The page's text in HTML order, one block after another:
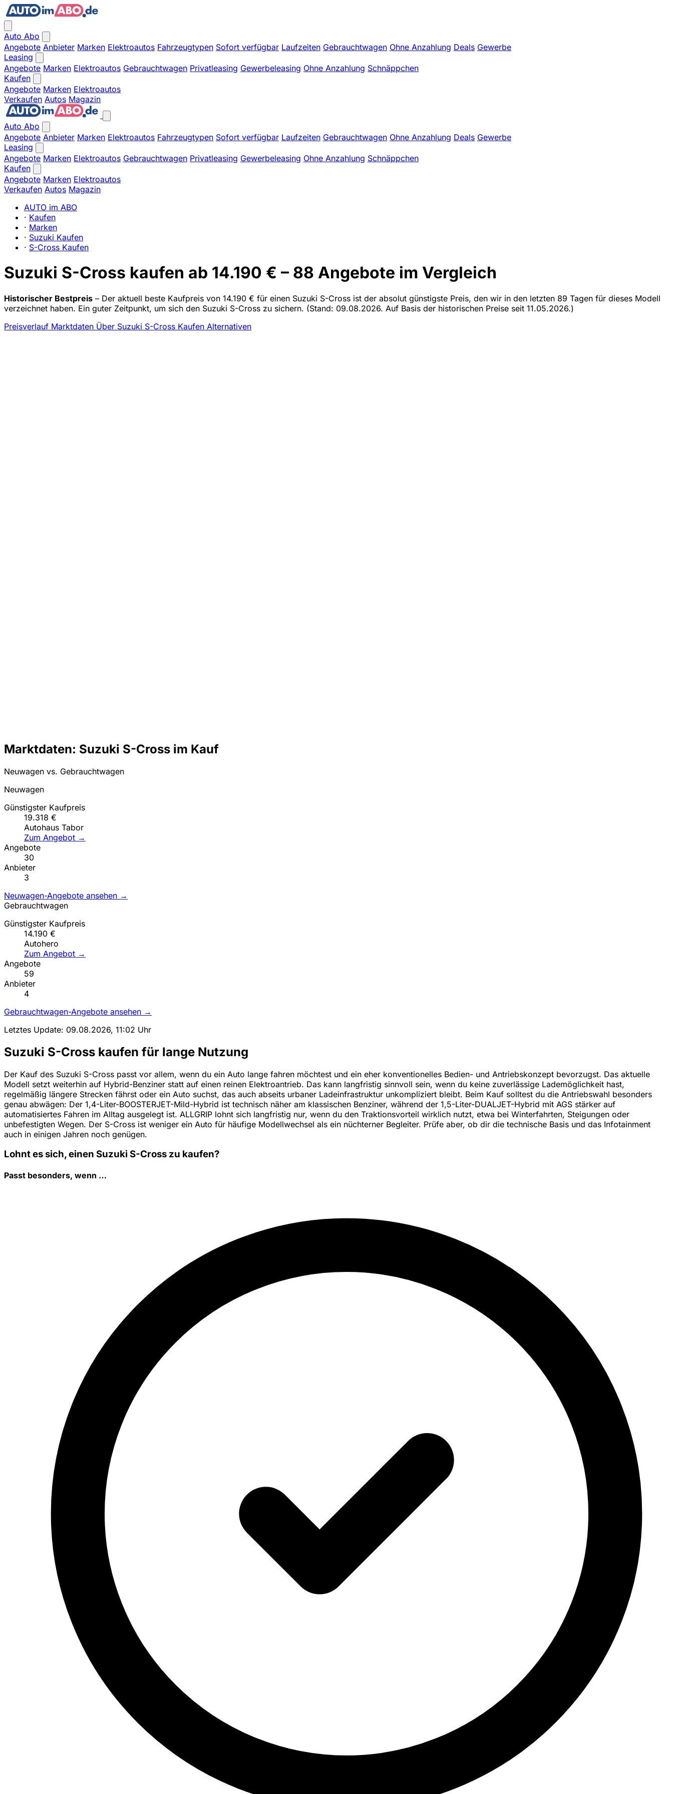
Auto Abo
Angebote Anbieter Marken Elektroautos Fahrzeugtypen Sofort verfügbar Laufzeiten Gebrauchtwagen Ohne Anzahlung Deals Gewerbe
Leasing
Angebote Marken Elektroautos Gebrauchtwagen Privatleasing Gewerbeleasing Ohne Anzahlung Schnäppchen
Kaufen
Angebote Marken Elektroautos
Verkaufen Autos Magazin
Auto Abo
Angebote Anbieter Marken Elektroautos Fahrzeugtypen Sofort verfügbar Laufzeiten Gebrauchtwagen Ohne Anzahlung Deals Gewerbe
Leasing
Angebote Marken Elektroautos Gebrauchtwagen Privatleasing Gewerbeleasing Ohne Anzahlung Schnäppchen
Kaufen
Angebote Marken Elektroautos
Verkaufen Autos Magazin
AUTO im ABO
· Kaufen
· Marken
· Suzuki Kaufen
· S-Cross Kaufen
Suzuki S-Cross kaufen ab 14.190 € – 88 Angebote im Vergleich
Historischer Bestpreis – Der aktuell beste Kaufpreis von 14.190 € für einen Suzuki S-Cross ist der absolut günstigste Preis, den wir in den letzten 89 Tagen für dieses Modell
verzeichnet haben. Ein guter Zeitpunkt, um sich den Suzuki S-Cross zu sichern. (Stand: 09.08.2026. Auf Basis der historischen Preise seit 11.05.2026.)
Preisverlauf Marktdaten Über Suzuki S-Cross Kaufen Alternativen
Marktdaten: Suzuki S-Cross im Kauf
Neuwagen vs. Gebrauchtwagen
Neuwagen
Günstigster Kaufpreis
19.318 €
Autohaus Tabor
Zum Angebot →
Angebote
30
Anbieter
3
Neuwagen-Angebote ansehen →
Gebrauchtwagen
Günstigster Kaufpreis
14.190 €
Autohero
Zum Angebot →
Angebote
59
Anbieter
4
Gebrauchtwagen-Angebote ansehen →
Letztes Update: 09.08.2026, 11:02 Uhr
Suzuki S-Cross kaufen für lange Nutzung
Der Kauf des Suzuki S-Cross passt vor allem, wenn du ein Auto lange fahren möchtest und ein eher konventionelles Bedien- und Antriebskonzept bevorzugst. Das aktuelle
Modell setzt weiterhin auf Hybrid-Benziner statt auf einen reinen Elektroantrieb. Das kann langfristig sinnvoll sein, wenn du keine zuverlässige Lademöglichkeit hast,
regelmäßig längere Strecken fährst oder ein Auto suchst, das auch abseits urbaner Ladeinfrastruktur unkompliziert bleibt. Beim Kauf solltest du die Antriebswahl besonders
genau abwägen: Der 1,4-Liter-BOOSTERJET-Mild-Hybrid ist technisch näher am klassischen Benziner, während der 1,5-Liter-DUALJET-Hybrid mit AGS stärker auf
automatisiertes Fahren im Alltag ausgelegt ist. ALLGRIP lohnt sich langfristig nur, wenn du den Traktionsvorteil wirklich nutzt, etwa bei Winterfahrten, Steigungen oder
unbefestigten Wegen. Der S-Cross ist weniger ein Auto für häufige Modellwechsel als ein nüchterner Begleiter. Prüfe aber, ob dir die technische Basis und das Infotainment
auch in einigen Jahren noch genügen.
Lohnt es sich, einen Suzuki S-Cross zu kaufen?
Passt besonders, wenn …